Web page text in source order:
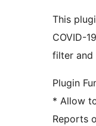
This
COVID-
filter and
Plugin
* Allow
Reports